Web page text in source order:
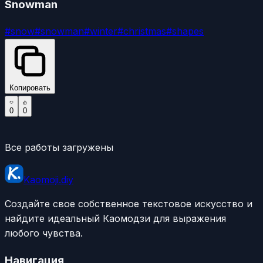
Snowman
#snow#snowman#winter#christmas#shapes
Копировать
0 0
Все работы загружены
Kaomoji.diy
Создайте свое собственное текстовое искусство и
найдите идеальный Каомодзи для выражения
любого чувства.
Навигация